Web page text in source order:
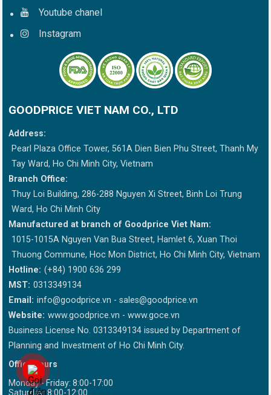
Youtube chanel
Instagram
GOODPRICE VIET NAM CO., LTD
Address:
Pearl Plaza Office Tower, 561A Dien Bien Phu Street, Thanh My
Tay Ward, Ho Chi Minh City, Vietnam
Branch Office:
Thuy Loi Building, 286-288 Nguyen Xi Street, Binh Loi Trung
Ward, Ho Chi Minh City
Manufactured at branch of Goodprice Viet Nam:
1015-1015A Nguyen Van Bua Street, Hamlet 6, Xuan Thoi
Thuong Commune, Hoc Mon District, Ho Chi Minh City, Vietnam
Hotline: (+84) 1900 636 299
MST: 0313349134
Email: info@goodprice.vn - sales@goodprice.vn
Website: www.goodprice.vn - www.goce.vn
Business License No. 0313349134 issued by Department of
Planning and Investment of Ho Chi Minh City.
Office hours
Monday - Friday: 8:00-17:00
Saturday: 8:00-12:00